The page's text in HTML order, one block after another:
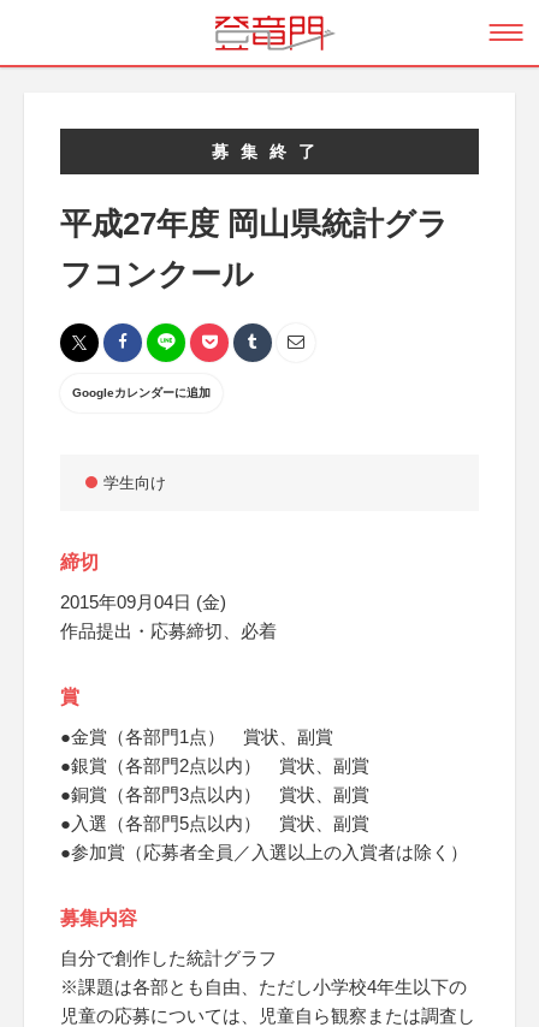
募集終了
平成27年度 岡山県統計グラ
フコンクール
Googleカレンダーに追加
学生向け
締切
2015年09月04日 (金)
作品提出・応募締切、必着
賞
●金賞（各部門1点） 賞状、副賞
●銀賞（各部門2点以内） 賞状、副賞
●銅賞（各部門3点以内） 賞状、副賞
●入選（各部門5点以内） 賞状、副賞
●参加賞（応募者全員／入選以上の入賞者は除く）
募集内容
自分で創作した統計グラフ
※課題は各部とも自由、ただし小学校4年生以下の
児童の応募については、児童自ら観察または調査し